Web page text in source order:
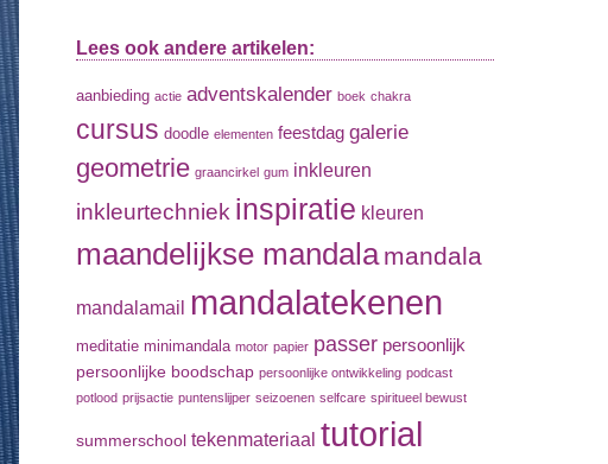
Lees ook andere artikelen:
aanbieding actie adventskalender boek chakra
cursus doodle elementen feestdag galerie
geometrie graancirkel gum inkleuren
inkleurtechniek inspiratie kleuren
maandelijkse mandala mandala
mandalamail mandalatekenen
meditatie minimandala motor papier passer persoonlijk
persoonlijke boodschap persoonlijke ontwikkeling podcast
potlood prijsactie puntenslijper seizoenen selfcare spiritueel bewust
summerschool tekenmateriaal tutorial